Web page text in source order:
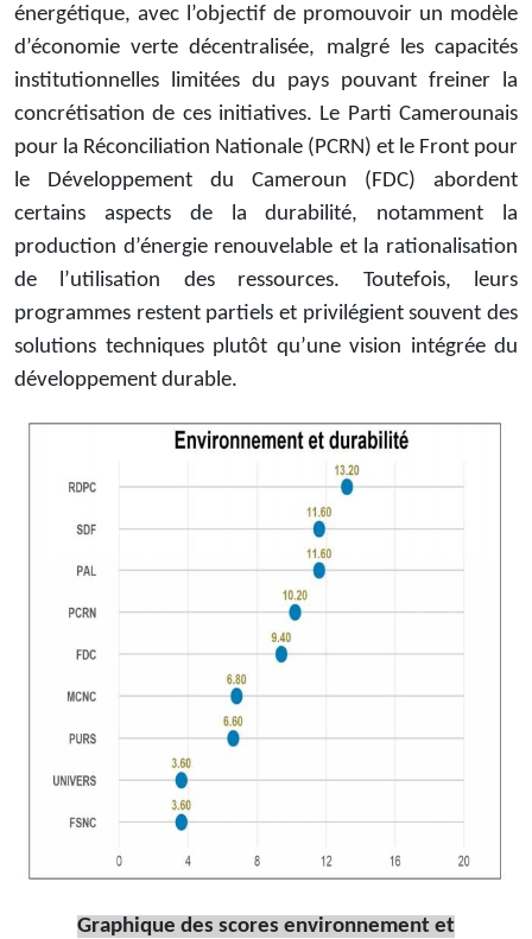
énergétique, avec l’objectif de promouvoir un modèle
d’économie verte décentralisée, malgré les capacités
institutionnelles limitées du pays pouvant freiner la
concrétisation de ces initiatives. Le Parti Camerounais
pour la Réconciliation Nationale (PCRN) et le Front pour
le Développement du Cameroun (FDC) abordent
certains aspects de la durabilité, notamment la
production d’énergie renouvelable et la rationalisation
de l’utilisation des ressources. Toutefois, leurs
programmes restent partiels et privilégient souvent des
solutions techniques plutôt qu’une vision intégrée du
développement durable.
Graphique des scores environnement et